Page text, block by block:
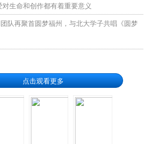
生命和创作都有着重要意义
团队再聚首圆梦福州，与北大学子共唱《圆梦
点击观看更多